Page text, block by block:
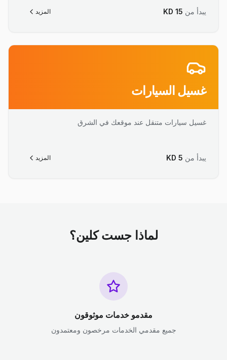
يبدأ من KD 15 المزيد
غسيل السيارات
غسيل سيارات متنقل عند موقعك في الشرق
يبدأ من KD 5 المزيد
لماذا جست كلين؟
مقدمو خدمات موثوقون
جميع مقدمي الخدمات مرخصون ومعتمدون